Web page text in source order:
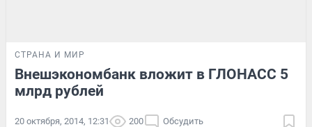
СТРАНА И МИР
Внешэкономбанк вложит в ГЛОНАСС 5
млрд рублей
20 октября, 2014, 12:31 200 Обсудить